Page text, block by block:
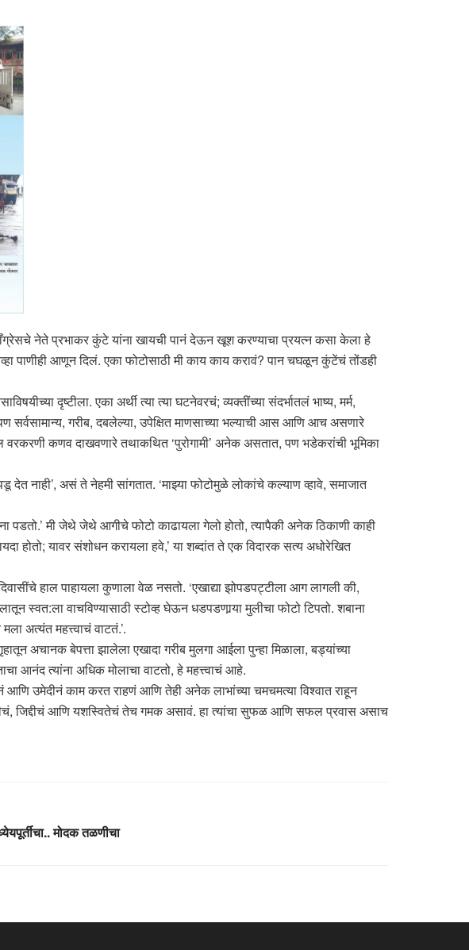
नेते प्रभाकर कुंटे यांना खायची पानं देऊन खूश करण्याचा प्रयत्न कसा केला हे
पाणीही आणून दिलं. एका फोटोसाठी मी काय काय करावं? पान चघळून कुंटेंचं तोंडही
दृष्टीला. एका अर्थी त्या त्या घटनेवरचं; व्यक्तींच्या संदर्भातलं भाष्य, मर्म,
सर्वसामान्य, गरीब, दबलेल्या, उपेक्षित माणसाच्या भल्याची आस आणि आच असणारे
वरकरणी कणव दाखवणारे तथाकथित ‘पुरोगामी’ अनेक असतात, पण भडेकरांची भूमिका
नाही’, असं ते नेहमी सांगतात. ‘माझ्या फोटोमुळे लोकांचे कल्याण व्हावे, समाजात
पडतो.’ मी जेथे जेथे आगीचे फोटो काढायला गेलो होतो, त्यापैकी अनेक ठिकाणी काही
होतो; यावर संशोधन करायला हवे,’ या शब्दांत ते एक विदारक सत्य अधोरेखित
हाल पाहायला कुणाला वेळ नसतो. ‘एखाद्या झोपडपट्टीला आग लागली की,
स्वत:ला वाचविण्यासाठी स्टोव्ह घेऊन धडपडणार्‍या मुलीचा फोटो टिपतो. शबाना
अत्यंत महत्त्वाचं वाटतं.’.
अचानक बेपत्ता झालेला एखादा गरीब मुलगा आईला पुन्हा मिळाला, बड्यांच्या
आनंद त्यांना अधिक मोलाचा वाटतो, हे महत्त्वाचं आहे.
आणि उमेदीनं काम करत राहणं आणि तेही अनेक लाभांच्या चमचमत्या विश्वात राहून
जिद्दीचं आणि यशस्वितेचं तेच गमक असावं. हा त्यांचा सुफळ आणि सफल प्रवास असाच
मोदक तळणीचा